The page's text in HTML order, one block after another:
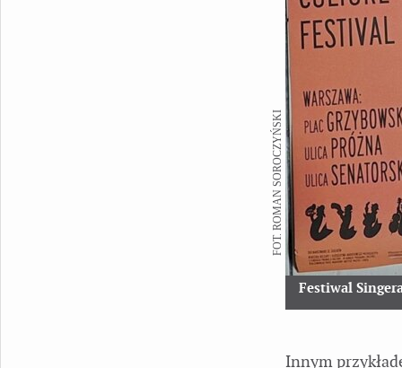
Festiwal
FOT. ROMAN SOROCZYŃSKI
Innym